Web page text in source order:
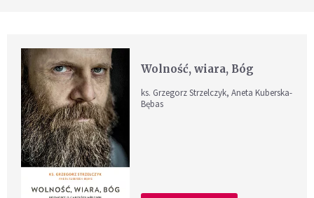
Wolność, wiara, Bóg
ks. Grzegorz Strzelczyk, Aneta Kuberska-
Bębas